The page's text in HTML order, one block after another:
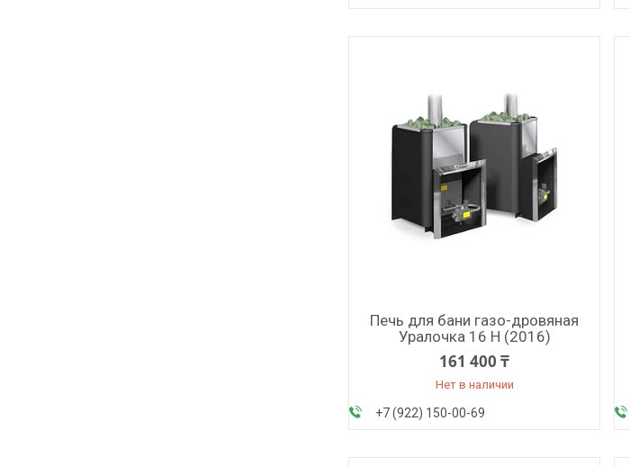
Печь для бани газо-дровяная
Уралочка 16 Н (2016)
161 400 ₸
Нет в наличии
+7 (922) 150-00-69